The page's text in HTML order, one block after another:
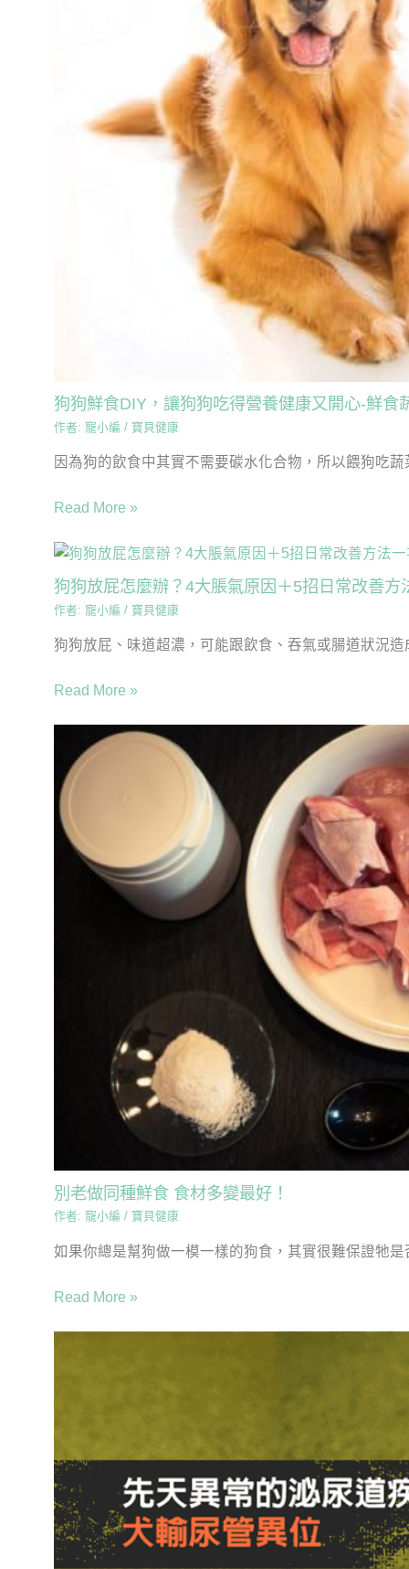
狗狗鮮食DIY，讓狗狗吃得營養健康又開心-鮮食
作者: 寵小編 / 寶貝健康
因為狗的飲食中其實不需要碳水化合物，所以餵狗吃
Read More »
狗狗放屁怎麼辦？4大脹氣原因＋5招日常改善方
作者: 寵小編 / 寶貝健康
狗狗放屁、味道超濃，可能跟飲食、吞氣或腸道狀況
Read More »
別老做同種鮮食 食材多變最好！
作者: 寵小編 / 寶貝健康
如果你總是幫狗做一模一樣的狗食，其實很難保證牠
Read More »